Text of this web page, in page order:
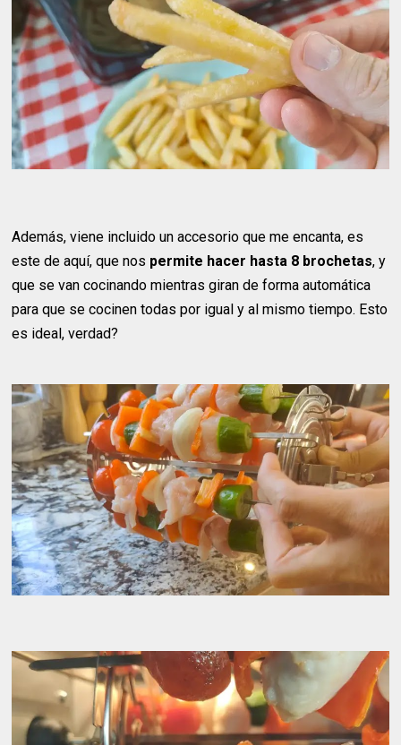
Además, viene incluido un accesorio que me encanta, es
este de aquí, que nos permite hacer hasta 8 brochetas, y
que se van cocinando mientras giran de forma automática
para que se cocinen todas por igual y al mismo tiempo. Esto
es ideal, verdad?